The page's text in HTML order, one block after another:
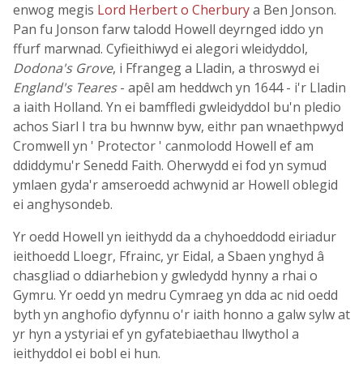
enwog megis Lord Herbert o Cherburya Ben Jonson.
Pan fu Jonson farw talodd Howell deyrnged iddo yn
ffurf marwnad. Cyfieithiwyd ei alegori wleidyddol,
Dodona's Grove, i Ffrangeg a Lladin, a throswyd ei
England's Teares- apêl am heddwch yn 1644 - i'r Lladin
a iaith Holland. Yn ei bamffledi gwleidyddol bu'n pledio
achos Siarl I tra bu hwnnw byw, eithr pan wnaethpwyd
Cromwell yn ' Protector ' canmolodd Howell ef am
ddiddymu'r Senedd Faith. Oherwydd ei fod yn symud
ymlaen gyda'r amseroedd achwynid ar Howell oblegid
ei anghysondeb.
Yr oedd Howell yn ieithydd da a chyhoeddodd eiriadur
ieithoedd Lloegr, Ffrainc, yr Eidal, a Sbaen ynghyd â
chasgliad o ddiarhebion y gwledydd hynny a rhai o
Gymru. Yr oedd yn medru Cymraeg yn dda ac nid oedd
byth yn anghofio dyfynnu o'r iaith honno a galw sylw at
yr hyn a ystyriai ef yn gyfatebiaethau llwythol a
ieithyddol ei bobl ei hun.